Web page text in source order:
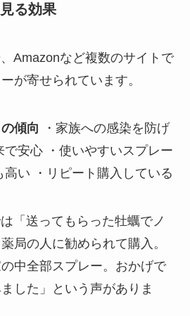
る効果
Amazonなど複数のサイトで
が寄せられています。
傾向 ・家族への感染を防げ
で安心 ・使いやすいスプレー
高い ・リピート購入している
「送ってもらった牡蠣でノ
局の人に勧められて購入。
中全部スプレー。おかげで
した」という声がありま